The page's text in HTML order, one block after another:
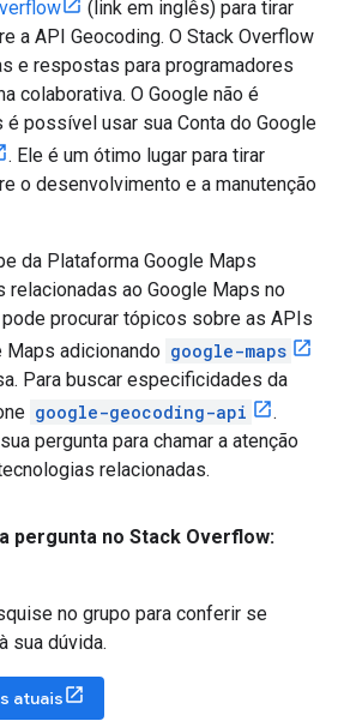
(link em inglês) para tirar
a API Geocoding. O Stack Overflow
e respostas para programadores
colaborativa. O Google não é
possível usar sua Conta do Google
. Ele é um ótimo lugar para tirar
o desenvolvimento e a manutenção
da Plataforma Google Maps
relacionadas ao Google Maps no
procurar tópicos sobre as APIs
Maps adicionando google-maps
Para buscar especificidades da
google-geocoding-api
.
pergunta para chamar a atenção
relacionadas.
pergunta no Stack Overflow:
no grupo para conferir se
sua dúvida.
atuais